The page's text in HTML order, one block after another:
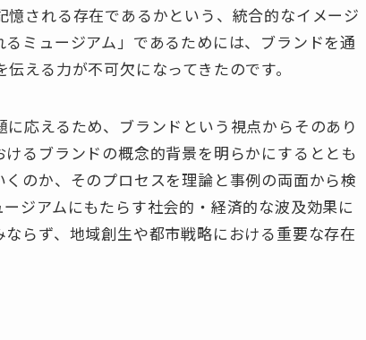
される存在であるかという、統合的なイメージ
ミュージアム」であるためには、ブランドを通
える力が不可欠になってきたのです。
応えるため、ブランドという視点からそのあり
るブランドの概念的背景を明らかにするととも
のか、そのプロセスを理論と事例の両面から検
ジアムにもたらす社会的・経済的な波及効果に
らず、地域創生や都市戦略における重要な存在